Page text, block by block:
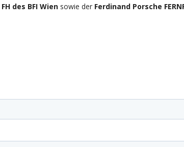
FH des BFI Wien sowie der Ferdinand Porsche